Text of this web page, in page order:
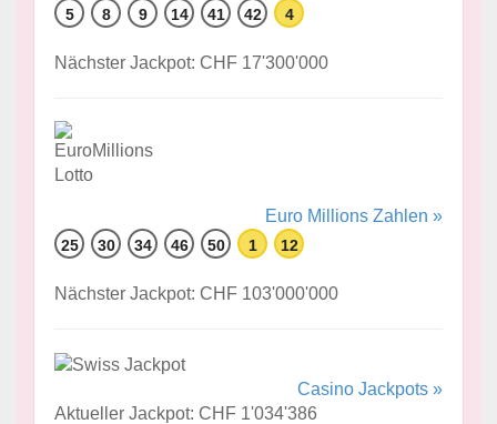
5 8 9 14 41 42 4
Nächster Jackpot: CHF 17'300'000
Euro Millions Zahlen »
25 30 34 46 50 1 12
Nächster Jackpot: CHF 103'000'000
Casino Jackpots »
Aktueller Jackpot: CHF 1'034'386